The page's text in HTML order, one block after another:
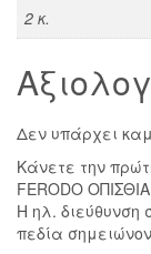
FMD0464
ποσότητα
2 κ.
Δεν υπάρχει
Κάνετε την
FERODO
Η ηλ. διεύθυνση
πεδία